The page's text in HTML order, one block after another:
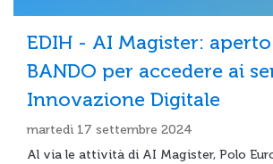
EDIH - AI Magister:
BANDO per accedere ai
Innovazione Digitale
martedì 17 settembre 2024
Al via le attività di AI Magister, Polo